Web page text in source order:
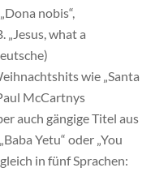
nobis“,
„Jesus, what a
wie „Santa
McCartnys
auch gängige Titel aus
Yetu“ oder „You
in fünf Sprachen: